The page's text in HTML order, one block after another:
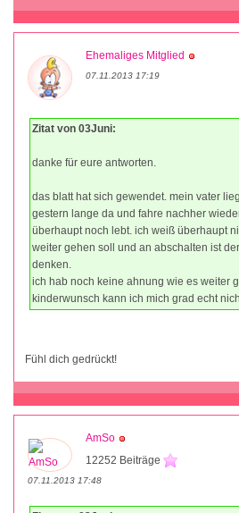
Ehemaliges Mitglied
07.11.2013 17:19
Zitat von 03Juni:
danke für eure antworten.
das blatt hat sich gewendet. mein vater
gestern lange da und fahre nachher
überhaupt noch lebt. ich weiß überhaupt
weiter gehen soll und an abschalten ist
denken.
ich hab noch keine ahnung wie es weiter
kinderwunsch kann ich mich grad echt
Fühl dich gedrückt!
AmSo
12252 Beiträge
07.11.2013 17:48